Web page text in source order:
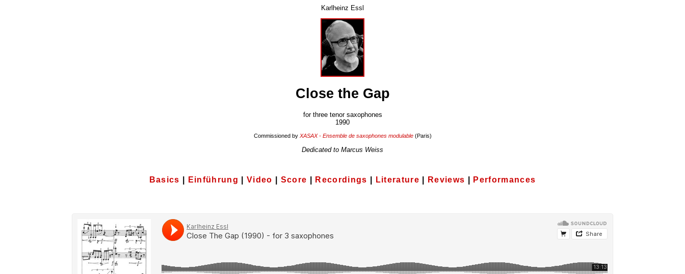
Karlheinz Essl
Close the Gap
for three tenor saxophones
1990
Commissioned by XASAX - Ensemble de saxophones modulable(Paris)
Dedicated to Marcus Weiss
Basics Einführung Video Score Recordings Literature Reviews Performances